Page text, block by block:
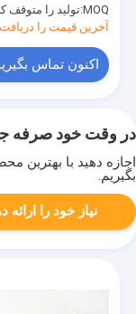
MOQ: تولید را متوقف کنید ،
آخرین قیمت را دریافت
اکنون تماس
در وقت خود صرفه
اجازه دهید با بهترین
بگیریم.
نیاز خود را ارائه